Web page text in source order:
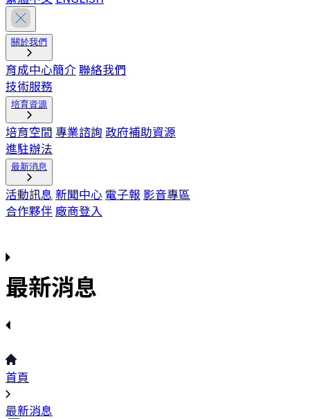
關於我們
育成中心簡介 聯絡我們
技術服務
培育資源
培育空間 專業諮詢 政府補助資源
進駐辦法
最新消息
活動訊息 新聞中心 電子報 影音專區
合作夥伴 廠商登入
最新消息
首頁
最新消息